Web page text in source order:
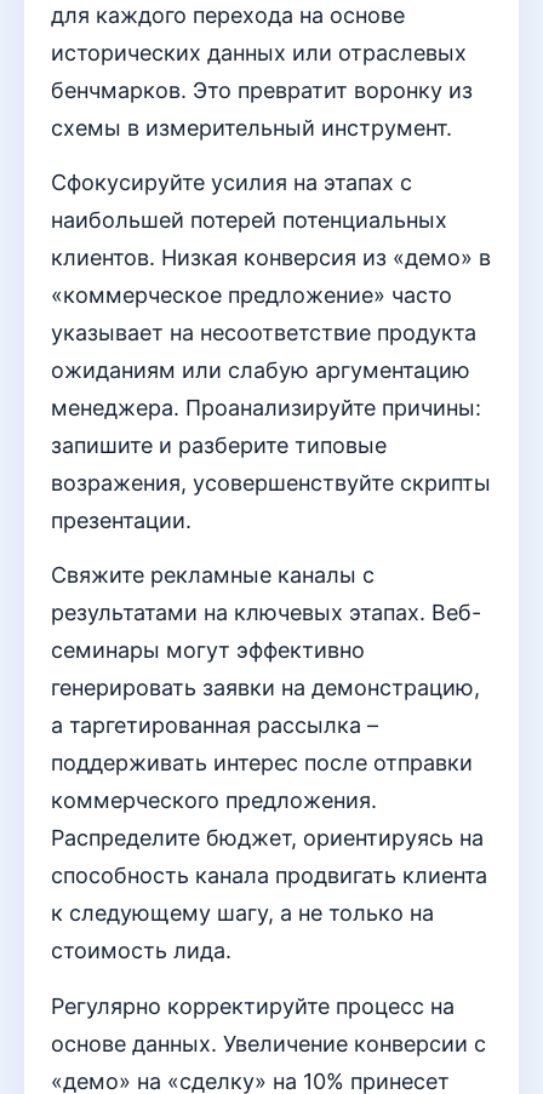
для каждого перехода на основе
исторических данных или отраслевых
бенчмарков. Это превратит воронку из
схемы в измерительный инструмент.
Сфокусируйте усилия на этапах с
наибольшей потерей потенциальных
клиентов. Низкая конверсия из «демо» в
«коммерческое предложение» часто
указывает на несоответствие продукта
ожиданиям или слабую аргументацию
менеджера. Проанализируйте причины:
запишите и разберите типовые
возражения, усовершенствуйте скрипты
презентации.
Свяжите рекламные каналы с
результатами на ключевых этапах. Веб-
семинары могут эффективно
генерировать заявки на демонстрацию,
а таргетированная рассылка –
поддерживать интерес после отправки
коммерческого предложения.
Распределите бюджет, ориентируясь на
способность канала продвигать клиента
к следующему шагу, а не только на
стоимость лида.
Регулярно корректируйте процесс на
основе данных. Увеличение конверсии с
«демо» на «сделку» на 10% принесет